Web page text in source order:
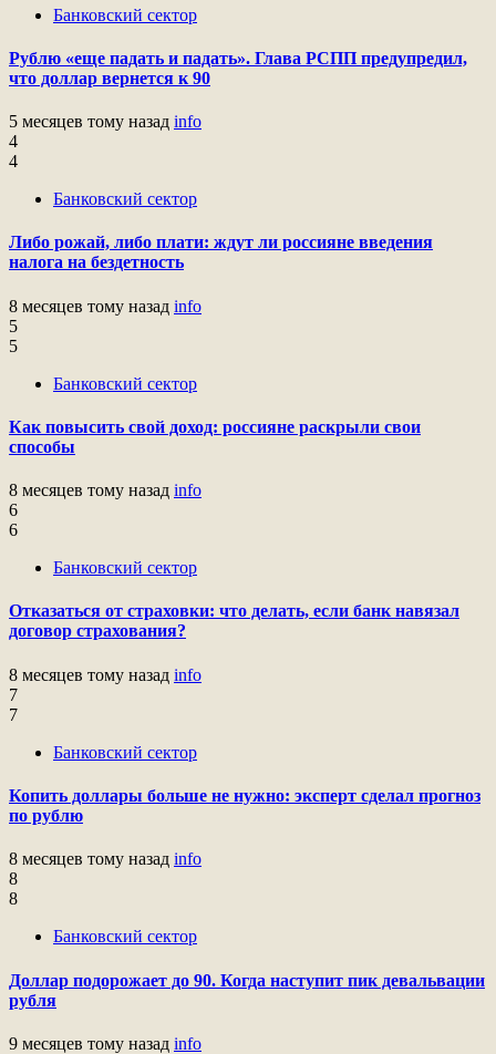
Банковский сектор
Рублю «еще падать и падать». Глава РСПП предупредил,
что доллар вернется к 90
5 месяцев тому назад info
4
4
Банковский сектор
Либо рожай, либо плати: ждут ли россияне введения
налога на бездетность
8 месяцев тому назад info
5
5
Банковский сектор
Как повысить свой доход: россияне раскрыли свои
способы
8 месяцев тому назад info
6
6
Банковский сектор
Отказаться от страховки: что делать, если банк навязал
договор страхования?
8 месяцев тому назад info
7
7
Банковский сектор
Копить доллары больше не нужно: эксперт сделал прогноз
по рублю
8 месяцев тому назад info
8
8
Банковский сектор
Доллар подорожает до 90. Когда наступит пик девальвации
рубля
9 месяцев тому назад info